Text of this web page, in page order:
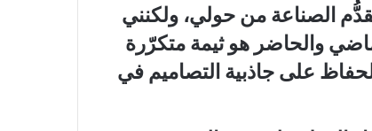
الصناعة من حولي، ولكنني
والحاضر هو ثيمة متكرّرة
على جاذبية التصاميم في